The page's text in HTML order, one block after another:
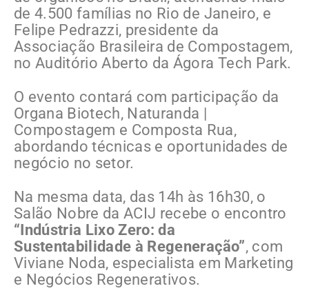
de 4.500 famílias no Rio de Janeiro, e
Felipe Pedrazzi, presidente da
Associação Brasileira de Compostagem,
no Auditório Aberto da Ágora Tech Park.
O evento contará com participação da
Organa Biotech, Naturanda |
Compostagem e Composta Rua,
abordando técnicas e oportunidades de
negócio no setor.
Na mesma data, das 14h às 16h30, o
Salão Nobre da ACIJ recebe o encontro
“Indústria Lixo Zero: da
Sustentabilidade à Regeneração”, com
Viviane Noda, especialista em Marketing
e Negócios Regenerativos.